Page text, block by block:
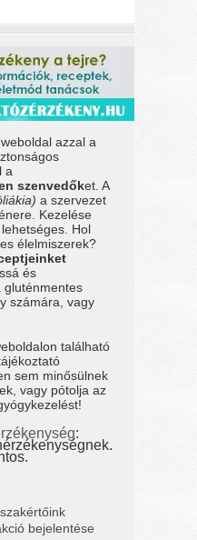
weboldal azzal a
a
szenvedőket. A
a szervezet
Kezelése
Hol
élelmiszerek?
és
gluténmentes
számára, vagy
található
sem minősülnek
vagy pótolja az
:
bejelentése